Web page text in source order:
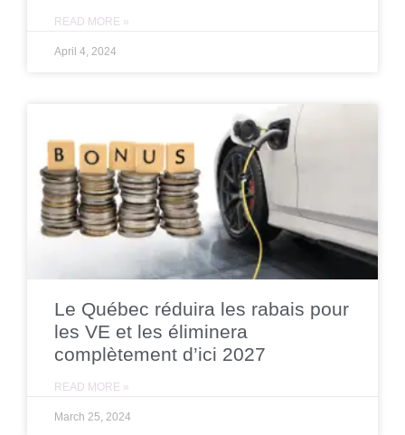
READ MORE »
April 4, 2024
Le Québec réduira les rabais pour
les VE et les éliminera
complètement d’ici 2027
READ MORE »
March 25, 2024